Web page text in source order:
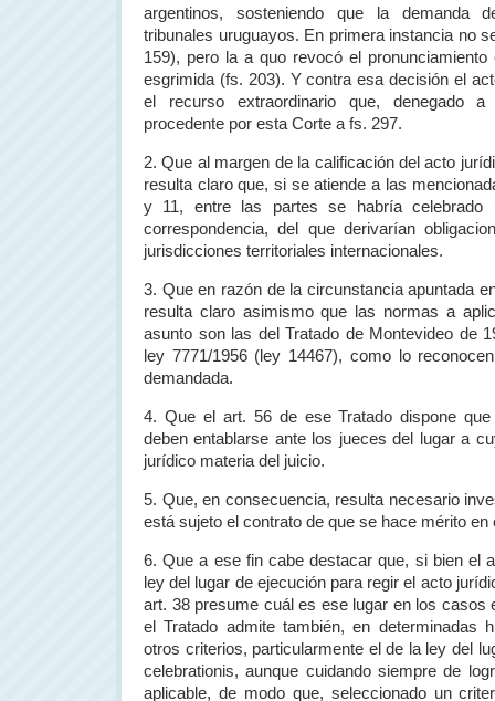
argentinos, sosteniendo que la demanda
tribunales uruguayos. En primera instancia no
159), pero la a quo revocó el
esgrimida (fs. 203). Y contra esa decisión el
el recurso extraordinario que, denegado
procedente por esta Corte a fs. 297.
2. Que al margen de la calificación del acto
resulta claro que, si se atiende a las
y 11, entre las partes se habría celebrado
correspondencia, del que derivarían
jurisdicciones territoriales internacionales.
3. Que en razón de la circunstancia apuntada
resulta claro asimismo que las normas a
asunto son las del Tratado de Montevideo de
ley 7771/1956 (ley 14467), como lo
demandada.
4. Que el art. 56 de ese Tratado dispone
deben entablarse ante los jueces del lugar a
jurídico materia del juicio.
5. Que, en consecuencia, resulta necesario
está sujeto el contrato de que se hace mérito en
6. Que a ese fin cabe destacar que, si bien el
ley del lugar de ejecución para regir el acto
art. 38 presume cuál es ese lugar en los casos
el Tratado admite también, en determinadas
otros criterios, particularmente el de la ley del
celebrationis, aunque cuidando siempre de
aplicable, de modo que, seleccionado un